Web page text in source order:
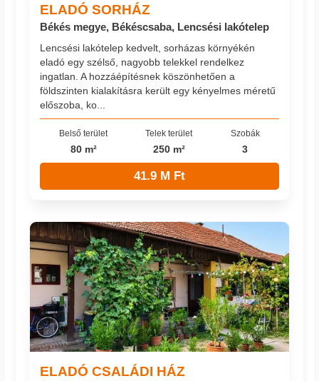
ELADÓ SORHÁZ
Békés megye, Békéscsaba, Lencsési lakótelep
Lencsési lakótelep kedvelt, sorházas környékén
eladó egy szélső, nagyobb telekkel rendelkez
ingatlan. A hozzáépítésnek köszönhetően a
földszinten kialakításra került egy kényelmes méretű
előszoba, ko...
Belső terület
80 m²
Telek terület
250 m²
Szobák
3
41.9 M Ft
ELADÓ CSALÁDI HÁZ